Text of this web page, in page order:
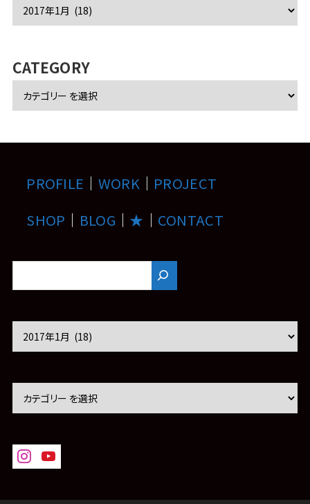
ブ
CATEGORY
PROFILE ｜ WORK ｜ PROJECT
SHOP ｜ BLOG ｜ ★ ｜ CONTACT
カ
ブ